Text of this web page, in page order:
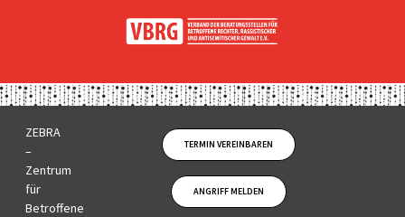
ZEBRA
–
Zentrum
für
Betroffene
TERMIN VEREINBAREN
ANGRIFF MELDEN